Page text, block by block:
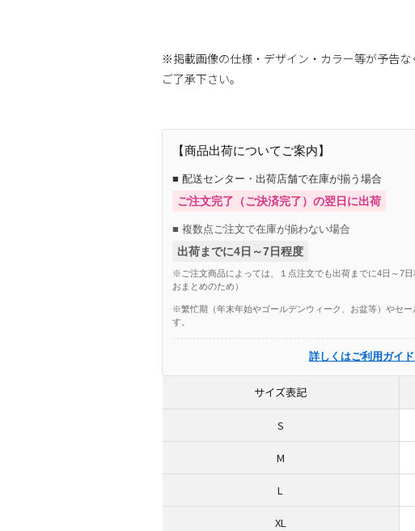
※掲載画像の仕様・デザイン・カラー等が予告
ご了承下さい。
【商品出荷についてご案内】
■ 配送センター・出荷店舗で在庫が揃う場合
ご注文完了（ご決済完了）の翌日に出荷
■ 複数点ご注文で在庫が揃わない場合
出荷までに4日～7日程度
※ご注文商品によっては、１点注文でも出荷までに4日～7
おまとめのため）
※繁忙期（年末年始やゴールデンウィーク、お盆等）やセ
す。
詳しくはご利用ガイ
サイズ表記
S
M
L
XL